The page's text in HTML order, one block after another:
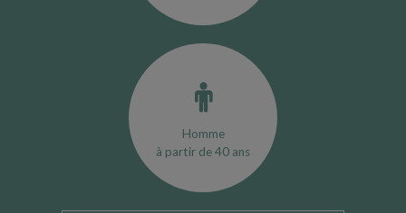
Homme
à partir de 40 ans